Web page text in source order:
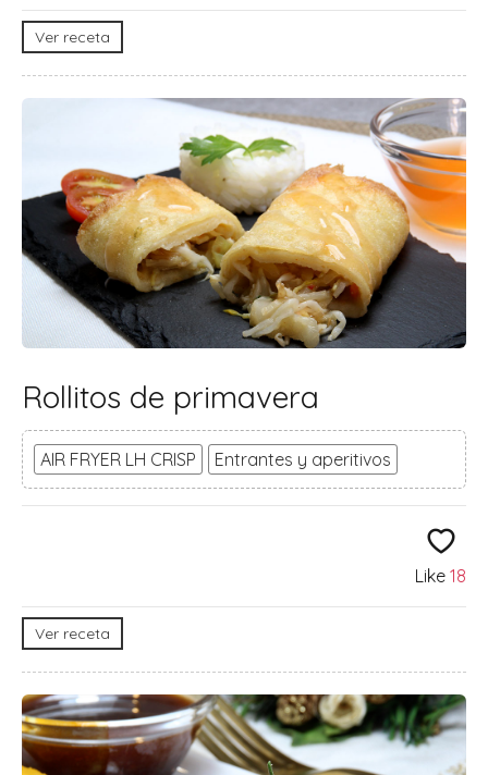
Ver receta
Rollitos de primavera
AIR FRYER LH CRISP Entrantes y aperitivos
Like 18
Ver receta